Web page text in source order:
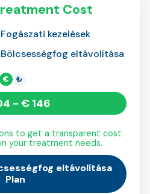
Cost
Fogászati kezelések
Bölcsességfog eltávolítása
€ ₺
- € 146
to get a transparent cost
your treatment needs.
eltávolítása
Plan